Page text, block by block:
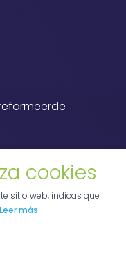
cookies
sitio web, indicas que
Leer más